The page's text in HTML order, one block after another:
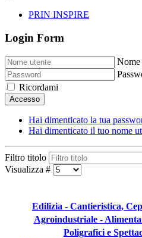
PRIN INSPIRE
Login Form
Nome
Ricordami
Accesso
Hai dimenticato la tua
Hai dimenticato il tuo nome
Filtro titolo
Visualizza #
Edilizia - Cantieristica,
Agroindustriale -
Poligrafici e